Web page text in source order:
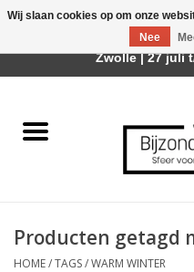
Räder Design Stories
Geurkaarsen
Producten getagd
HOME/TAGS/WARM WINTER
Wij slaan cookies op om onze
Nee
Afhalen is mogelijk bij mijn
Zwolle | 27 juli